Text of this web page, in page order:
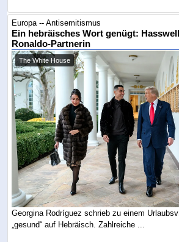
Europa -- Antisemitismus
Ein hebräisches Wort genügt:
Ronaldo-Partnerin
The White House
Georgina Rodríguez schrieb zu einem
„gesund“ auf Hebräisch. Zahlreiche ...